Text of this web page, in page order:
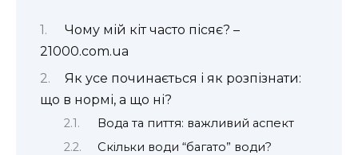
Чому мій кіт часто пісяє? –
21000.com.ua
Як усе починається і як розпізнати:
що в нормі, а що ні?
Вода та пиття: важливий аспект
Скільки води “багато” води?